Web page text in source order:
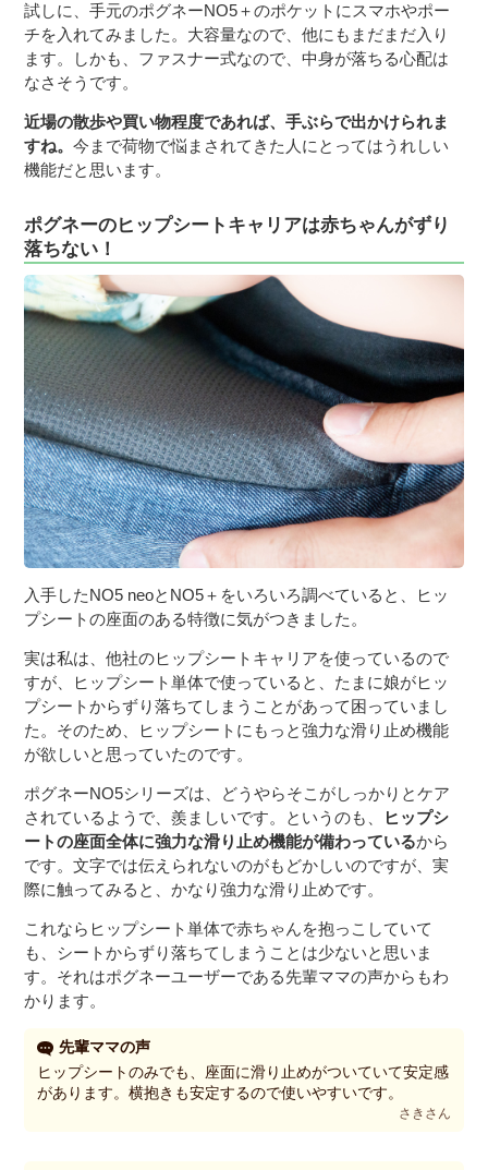
試しに、手元のポグネーNO5＋のポケットにスマホやポー
チを入れてみました。大容量なので、他にもまだまだ入り
ます。しかも、ファスナー式なので、中身が落ちる心配は
なさそうです。
近場の散歩や買い物程度であれば、手ぶらで出かけられま
すね。今まで荷物で悩まされてきた人にとってはうれしい
機能だと思います。
ポグネーのヒップシートキャリアは赤ちゃんがずり
落ちない！
入手したNO5 neoとNO5＋をいろいろ調べていると、ヒッ
プシートの座面のある特徴に気がつきました。
実は私は、他社のヒップシートキャリアを使っているので
すが、ヒップシート単体で使っていると、たまに娘がヒッ
プシートからずり落ちてしまうことがあって困っていまし
た。そのため、ヒップシートにもっと強力な滑り止め機能
が欲しいと思っていたのです。
ポグネーNO5シリーズは、どうやらそこがしっかりとケア
されているようで、羨ましいです。というのも、
ヒップシ
ートの座面全体に強力な滑り止め機能が備わっているから
です。文字では伝えられないのがもどかしいのですが、実
際に触ってみると、かなり強力な滑り止めです。
これならヒップシート単体で赤ちゃんを抱っこしていて
も、シートからずり落ちてしまうことは少ないと思いま
す。それはポグネーユーザーである先輩ママの声からもわ
かります。
先輩ママの声
ヒップシートのみでも、座面に滑り止めがついていて安定感
があります。横抱きも安定するので使いやすいです。
さきさん